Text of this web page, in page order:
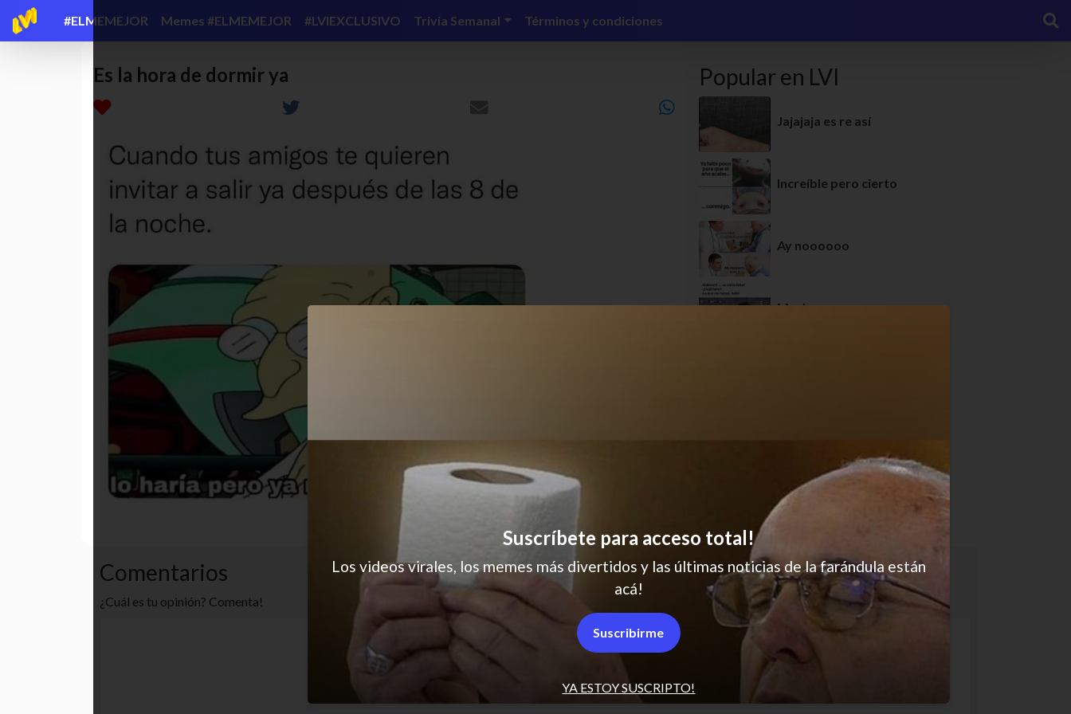
#ELMEMEJOR Memes #ELMEMEJOR #LVIEXCLUSIVO Trivia Semanal Términos y condiciones
Es la hora de dormir ya
vejez
Popular en LVI
Jajajaja es re así
Increíble pero cierto
Ay noooooo
Mucho amor
Comentarios
¿Cuál es tu opinión? Comenta!
YA ESTOY SUSCRIPTO!
Suscríbete para acceso total!
Los videos virales, los memes más divertidos y las últimas noticias de la farándula están
acá!
Suscribirme